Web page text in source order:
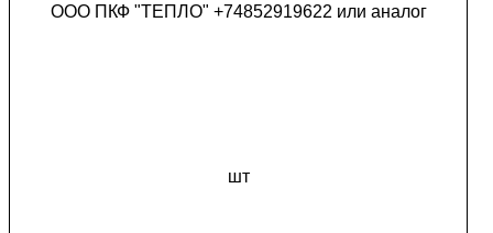
ООО ПКФ "ТЕПЛО" +74852919622 или аналог
шт